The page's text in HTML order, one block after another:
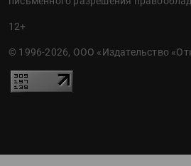
12+
© 1996-2026, ООО «Издательство